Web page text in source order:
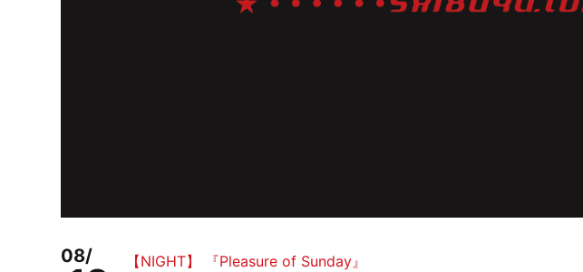
08/
【NIGHT】 『Pleasure of Sunday』